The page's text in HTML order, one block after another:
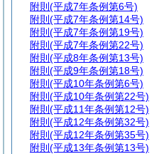
附則 (平成7年条例第6号)
附則 (平成7年条例第14号)
附則 (平成7年条例第19号)
附則 (平成7年条例第22号)
附則 (平成8年条例第13号)
附則 (平成9年条例第18号)
附則 (平成10年条例第6号)
附則 (平成10年条例第22号)
附則 (平成11年条例第12号)
附則 (平成12年条例第32号)
附則 (平成12年条例第35号)
附則 (平成13年条例第13号)